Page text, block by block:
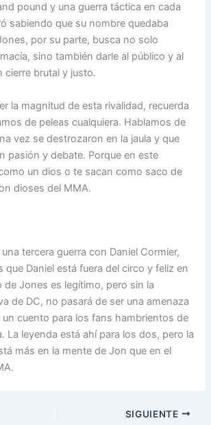
pound y una guerra táctica en cada
sabiendo que su nombre quedaba
por su parte, busca no solo
sino también darle al público y al
cierre brutal y justo.
la magnitud de esta rivalidad, recuerda
de peleas cualquiera. Hablamos de
vez se destrozaron en la jaula y que
pasión y debate. Porque en este
un dios o te sacan como saco de
dioses del MMA.
tercera guerra con Daniel Cormier,
que Daniel está fuera del circo y feliz en
de Jones es legítimo, pero sin la
de DC, no pasará de ser una amenaza
cuento para los fans hambrientos de
La leyenda está ahí para los dos, pero la
más en la mente de Jon que en el
SIGUIENTE